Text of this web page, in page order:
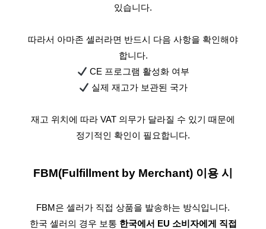
있습니다.
따라서 아마존 셀러라면 반드시 다음 사항을 확인해야
합니다.
CE 프로그램 활성화 여부
실제 재고가 보관된 국가
재고 위치에 따라 VAT 의무가 달라질 수 있기 때문에
정기적인 확인이 필요합니다.
FBM(Fulfillment by Merchant) 이용 시
FBM은 셀러가 직접 상품을 발송하는 방식입니다.
한국 셀러의 경우 보통 한국에서 EU 소비자에게 직접